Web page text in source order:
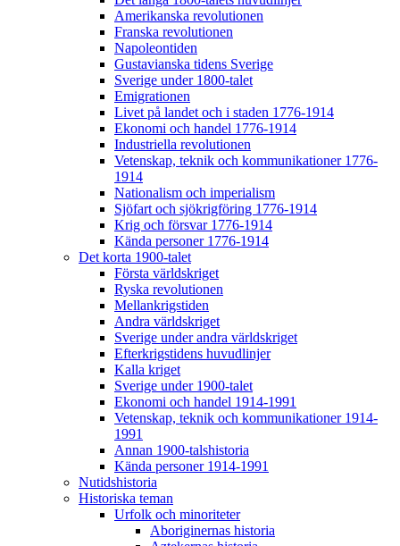
Amerikanska revolutionen
Franska revolutionen
Napoleontiden
Gustavianska tidens Sverige
Sverige under 1800-talet
Emigrationen
Livet på landet och i staden 1776-1914
Ekonomi och handel 1776-1914
Industriella revolutionen
Vetenskap, teknik och kommunikationer 1776-
1914
Nationalism och imperialism
Sjöfart och sjökrigföring 1776-1914
Krig och försvar 1776-1914
Kända personer 1776-1914
Det korta 1900-talet
Första världskriget
Ryska revolutionen
Mellankrigstiden
Andra världskriget
Sverige under andra världskriget
Efterkrigstidens huvudlinjer
Kalla kriget
Sverige under 1900-talet
Ekonomi och handel 1914-1991
Vetenskap, teknik och kommunikationer 1914-
1991
Annan 1900-talshistoria
Kända personer 1914-1991
Nutidshistoria
Historiska teman
Urfolk och minoriteter
Aboriginernas historia